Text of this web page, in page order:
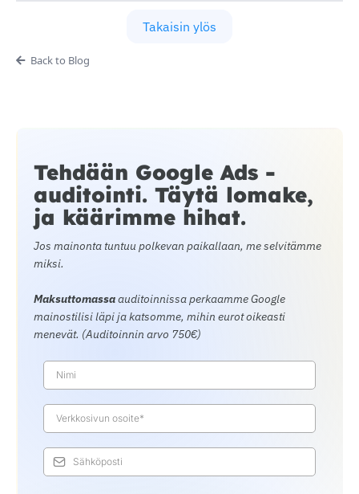
Takaisin ylös
Back to Blog
Tehdään Google Ads -
auditointi. Täytä lomake,
ja käärimme hihat.
Jos mainonta tuntuu polkevan paikallaan, me selvitämme
miksi.
Maksuttomassaauditoinnissa perkaamme Google
mainostilisi läpi ja katsomme, mihin eurot oikeasti
menevät. (Auditoinnin arvo 750€)